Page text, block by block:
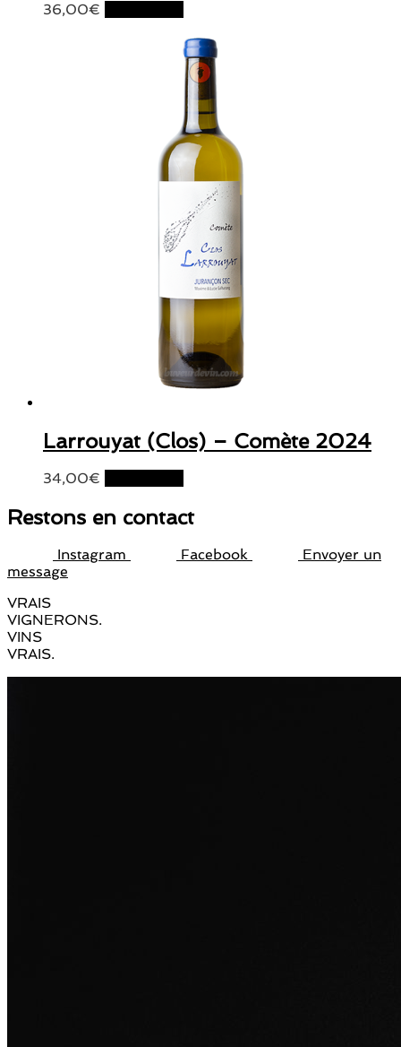
36,00€
Larrouyat (Clos) – Comète 2024
34,00€
Restons en contact
Instagram Facebook
Envoyer un
message
VRAIS
VIGNERONS.
VINS
VRAIS.